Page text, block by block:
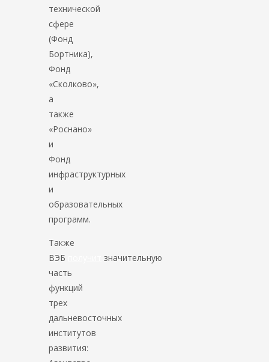
технической
сфере
(Фонд
Бортника),
Фонд
«Сколково»,
а
также
«Роснано»
и
Фонд
инфраструктурных
и
образовательных
программ.
Также
ВЭБ
значительную
часть
функций
трех
дальневосточных
институтов
развития: